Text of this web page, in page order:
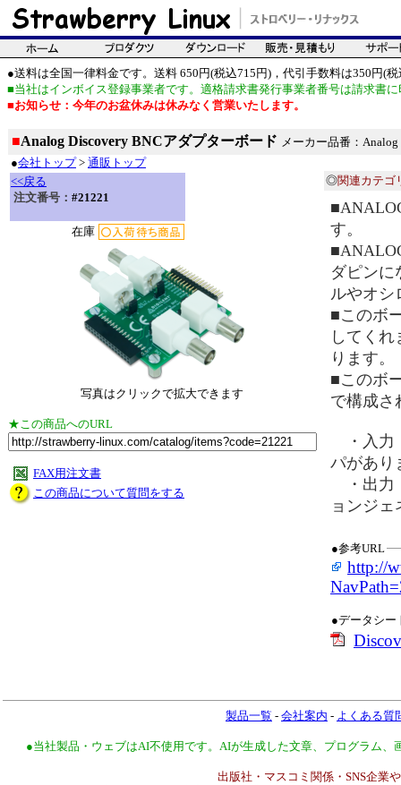
●送料は全国一律料金です。送料 650円(税込715円)，代引手数料は350円(税
■当社はインボイス登録事業者です。適格請求書発行事業者番号は請求書
■お知らせ：今年のお盆休みは休みなく営業いたします。
■Analog Discovery BNCアダプターボード メーカー品番：Analog
●会社トップ> 通販トップ
<<戻る
注文番号： #21221
在庫
写真はクリックで拡大できます
★この商品へのURL
FAX用注文書
この商品について質問をする
◎関連カテゴ
す。
ダピンに
ルやオシ
■このボ
してく
ります。
■このボ
で構成さ
・入力
パがあり
・出力
ョンジ
●参考URL
http://
●データシー
製品一覧 - 会社案内 - よくある質
●当社製品・ウェブはAI不使用です。AIが生成した文章、プログラム
出版社・マスコミ関係・SNS企業